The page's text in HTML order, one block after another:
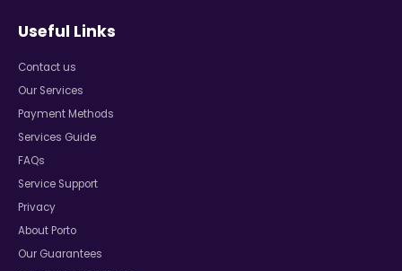
Useful Links
Contact us
Our Services
Payment Methods
Services Guide
FAQs
Service Support
Privacy
About Porto
Our Guarantees